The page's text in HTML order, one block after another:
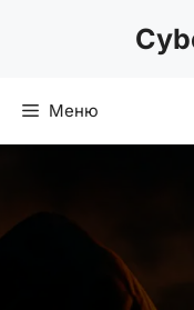
Меню